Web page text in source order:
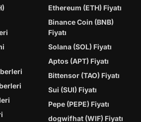
Ethereum (ETH) Fiyatı
Binance Coin (BNB)
Fiyatı
Solana (SOL) Fiyatı
Aptos (APT) Fiyatı
Bittensor (TAO) Fiyatı
Sui (SUI) Fiyatı
Pepe (PEPE) Fiyatı
dogwifhat (WIF) Fiyatı